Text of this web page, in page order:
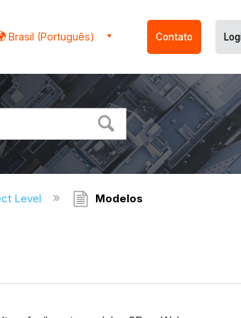
Brasil (Português) Contato
Level Modelos